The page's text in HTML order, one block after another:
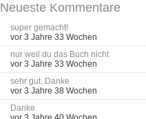
Neueste Kommentare
super gemacht!
vor 3 Jahre 33 Wochen
nur weil du das Buch nicht
vor 3 Jahre 33 Wochen
sehr gut. Danke
vor 3 Jahre 38 Wochen
Danke